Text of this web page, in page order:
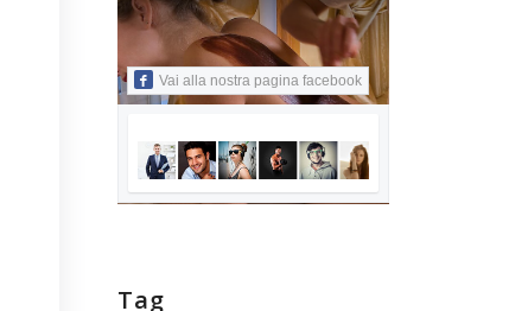
Vai alla nostra pagina facebook
Tag